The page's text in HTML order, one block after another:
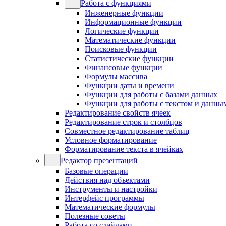
Работа с функциями
Инженерные функции
Информационные функции
Логические функции
Математические функции
Поисковые функции
Статистические функции
Финансовые функции
Формулы массива
Функции даты и времени
Функции для работы с базами данных
Функции для работы с текстом и
Редактирование свойств ячеек
Редактирование строк и столбцов
Совместное редактирование таблиц
Условное форматирование
Форматирование текста в ячейках
Редактор презентаций
Базовые операции
Действия над объектами
Инструменты и настройки
Интерфейс программы
Математические формулы
Полезные советы